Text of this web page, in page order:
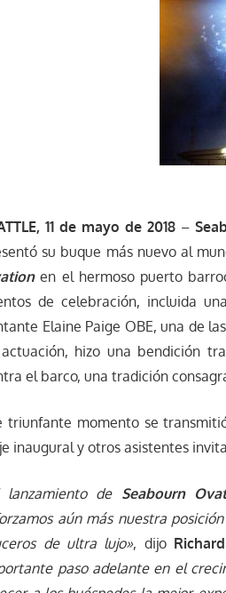
11 de mayo de 2018 –
su buque más nuevo al
en el hermoso puerto
de celebración, incluida
Elaine Paige OBE, una de
hizo una bendición
el barco, una tradición
triunfante momento se
inaugural y otros asistentes
lanzamiento de Seabourn
aún más nuestra
de ultra lujo», dijo
paso adelante en el